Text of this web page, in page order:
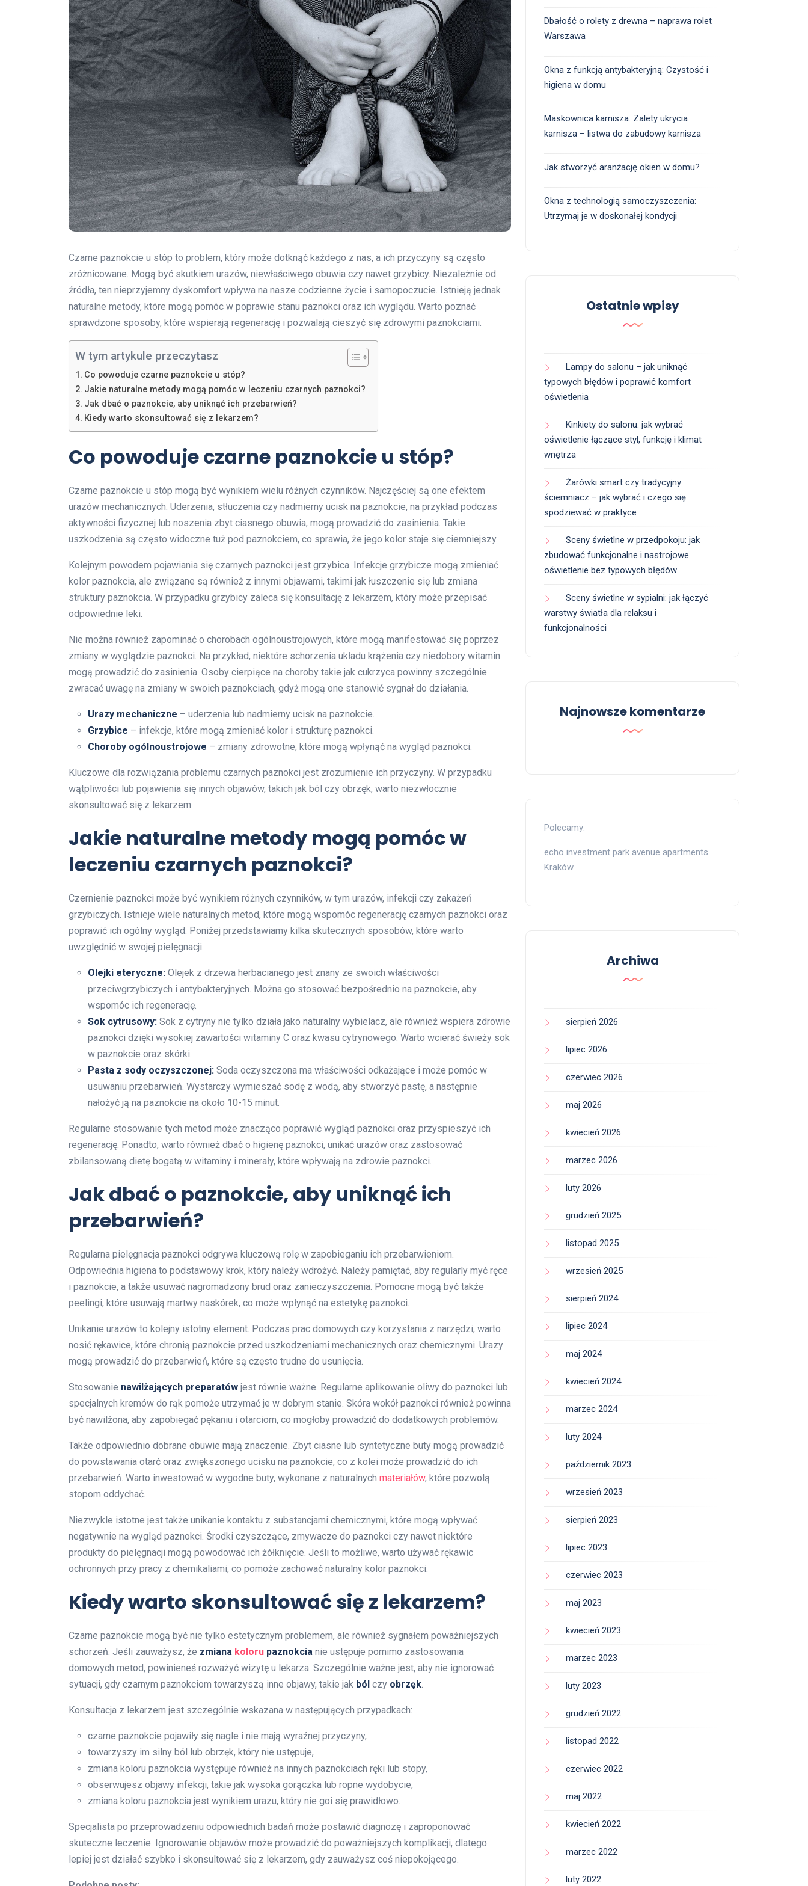
Czarne paznokcie u stóp to problem, który może dotknąć każdego z nas, a ich przyczyny są często
zróżnicowane. Mogą być skutkiem urazów, niewłaściwego obuwia czy nawet grzybicy. Niezależnie od
źródła, ten nieprzyjemny dyskomfort wpływa na nasze codzienne życie i samopoczucie. Istnieją jednak
naturalne metody, które mogą pomóc w poprawie stanu paznokci oraz ich wyglądu. Warto poznać
sprawdzone sposoby, które wspierają regenerację i pozwalają cieszyć się zdrowymi paznokciami.
W tym artykule przeczytasz
Co powoduje czarne paznokcie u stóp?
Jakie naturalne metody mogą pomóc w leczeniu czarnych paznokci?
Jak dbać o paznokcie, aby uniknąć ich przebarwień?
Kiedy warto skonsultować się z lekarzem?
Co powoduje czarne paznokcie u stóp?
Czarne paznokcie u stóp mogą być wynikiem wielu różnych czynników. Najczęściej są one efektem
urazów mechanicznych. Uderzenia, stłuczenia czy nadmierny ucisk na paznokcie, na przykład podczas
aktywności fizycznej lub noszenia zbyt ciasnego obuwia, mogą prowadzić do zasinienia. Takie
uszkodzenia są często widoczne tuż pod paznokciem, co sprawia, że jego kolor staje się ciemniejszy.
Kolejnym powodem pojawiania się czarnych paznokci jest grzybica. Infekcje grzybicze mogą zmieniać
kolor paznokcia, ale związane są również z innymi objawami, takimi jak łuszczenie się lub zmiana
struktury paznokcia. W przypadku grzybicy zaleca się konsultację z lekarzem, który może przepisać
odpowiednie leki.
Nie można również zapominać o chorobach ogólnoustrojowych, które mogą manifestować się poprzez
zmiany w wyglądzie paznokci. Na przykład, niektóre schorzenia układu krążenia czy niedobory witamin
mogą prowadzić do zasinienia. Osoby cierpiące na choroby takie jak cukrzyca powinny szczególnie
zwracać uwagę na zmiany w swoich paznokciach, gdyż mogą one stanowić sygnał do działania.
Urazy mechaniczne – uderzenia lub nadmierny ucisk na paznokcie.
Grzybice – infekcje, które mogą zmieniać kolor i strukturę paznokci.
Choroby ogólnoustrojowe – zmiany zdrowotne, które mogą wpłynąć na wygląd paznokci.
Kluczowe dla rozwiązania problemu czarnych paznokci jest zrozumienie ich przyczyny. W przypadku
wątpliwości lub pojawienia się innych objawów, takich jak ból czy obrzęk, warto niezwłocznie
skonsultować się z lekarzem.
Jakie naturalne metody mogą pomóc w
leczeniu czarnych paznokci?
Czernienie paznokci może być wynikiem różnych czynników, w tym urazów, infekcji czy zakażeń
grzybiczych. Istnieje wiele naturalnych metod, które mogą wspomóc regenerację czarnych paznokci oraz
poprawić ich ogólny wygląd. Poniżej przedstawiamy kilka skutecznych sposobów, które warto
uwzględnić w swojej pielęgnacji.
Olejki eteryczne: Olejek z drzewa herbacianego jest znany ze swoich właściwości
przeciwgrzybiczych i antybakteryjnych. Można go stosować bezpośrednio na paznokcie, aby
wspomóc ich regenerację.
Sok cytrusowy: Sok z cytryny nie tylko działa jako naturalny wybielacz, ale również wspiera zdrowie
paznokci dzięki wysokiej zawartości witaminy C oraz kwasu cytrynowego. Warto wcierać świeży sok
w paznokcie oraz skórki.
Pasta z sody oczyszczonej: Soda oczyszczona ma właściwości odkażające i może pomóc w
usuwaniu przebarwień. Wystarczy wymieszać sodę z wodą, aby stworzyć pastę, a następnie
nałożyć ją na paznokcie na około 10-15 minut.
Regularne stosowanie tych metod może znacząco poprawić wygląd paznokci oraz przyspieszyć ich
regenerację. Ponadto, warto również dbać o higienę paznokci, unikać urazów oraz zastosować
zbilansowaną dietę bogatą w witaminy i minerały, które wpływają na zdrowie paznokci.
Jak dbać o paznokcie, aby uniknąć ich
przebarwień?
Regularna pielęgnacja paznokci odgrywa kluczową rolę w zapobieganiu ich przebarwieniom.
Odpowiednia higiena to podstawowy krok, który należy wdrożyć. Należy pamiętać, aby regularly myć ręce
i paznokcie, a także usuwać nagromadzony brud oraz zanieczyszczenia. Pomocne mogą być także
peelingi, które usuwają martwy naskórek, co może wpłynąć na estetykę paznokci.
Unikanie urazów to kolejny istotny element. Podczas prac domowych czy korzystania z narzędzi, warto
nosić rękawice, które chronią paznokcie przed uszkodzeniami mechanicznych oraz chemicznymi. Urazy
mogą prowadzić do przebarwień, które są często trudne do usunięcia.
Stosowanie nawilżających preparatów jest równie ważne. Regularne aplikowanie oliwy do paznokci lub
specjalnych kremów do rąk pomoże utrzymać je w dobrym stanie. Skóra wokół paznokci również powinna
być nawilżona, aby zapobiegać pękaniu i otarciom, co mogłoby prowadzić do dodatkowych problemów.
Także odpowiednio dobrane obuwie mają znaczenie. Zbyt ciasne lub syntetyczne buty mogą prowadzić
do powstawania otarć oraz zwiększonego ucisku na paznokcie, co z kolei może prowadzić do ich
przebarwień. Warto inwestować w wygodne buty, wykonane z naturalnych materiałów, które pozwolą
stopom oddychać.
Niezwykle istotne jest także unikanie kontaktu z substancjami chemicznymi, które mogą wpływać
negatywnie na wygląd paznokci. Środki czyszczące, zmywacze do paznokci czy nawet niektóre
produkty do pielęgnacji mogą powodować ich żółknięcie. Jeśli to możliwe, warto używać rękawic
ochronnych przy pracy z chemikaliami, co pomoże zachować naturalny kolor paznokci.
Kiedy warto skonsultować się z lekarzem?
Czarne paznokcie mogą być nie tylko estetycznym problemem, ale również sygnałem poważniejszych
schorzeń. Jeśli zauważysz, że zmiana koloru paznokcia nie ustępuje pomimo zastosowania
domowych metod, powinieneś rozważyć wizytę u lekarza. Szczególnie ważne jest, aby nie ignorować
sytuacji, gdy czarnym paznokciom towarzyszą inne objawy, takie jak ból czy obrzęk.
Konsultacja z lekarzem jest szczególnie wskazana w następujących przypadkach:
czarne paznokcie pojawiły się nagle i nie mają wyraźnej przyczyny,
towarzyszy im silny ból lub obrzęk, który nie ustępuje,
zmiana koloru paznokcia występuje również na innych paznokciach ręki lub stopy,
obserwujesz objawy infekcji, takie jak wysoka gorączka lub ropne wydobycie,
zmiana koloru paznokcia jest wynikiem urazu, który nie goi się prawidłowo.
Specjalista po przeprowadzeniu odpowiednich badań może postawić diagnozę i zaproponować
skuteczne leczenie. Ignorowanie objawów może prowadzić do poważniejszych komplikacji, dlatego
lepiej jest działać szybko i skonsultować się z lekarzem, gdy zauważysz coś niepokojącego.
Dbałość o rolety z drewna – naprawa rolet
Warszawa
Okna z funkcją antybakteryjną: Czystość i
higiena w domu
Maskownica karnisza. Zalety ukrycia
karnisza – listwa do zabudowy karnisza
Jak stworzyć aranżację okien w domu?
Okna z technologią samoczyszczenia:
Utrzymaj je w doskonałej kondycji
Ostatnie wpisy
Lampy do salonu – jak uniknąć
typowych błędów i poprawić komfort
oświetlenia
Kinkiety do salonu: jak wybrać
oświetlenie łączące styl, funkcję i klimat
wnętrza
Żarówki smart czy tradycyjny
ściemniacz – jak wybrać i czego się
spodziewać w praktyce
Sceny świetlne w przedpokoju: jak
zbudować funkcjonalne i nastrojowe
oświetlenie bez typowych błędów
Sceny świetlne w sypialni: jak łączyć
warstwy światła dla relaksu i
funkcjonalności
Najnowsze komentarze
Polecamy:
echo investment park avenue apartments
Kraków
Archiwa
sierpień 2026
lipiec 2026
czerwiec 2026
maj 2026
kwiecień 2026
marzec 2026
luty 2026
grudzień 2025
listopad 2025
wrzesień 2025
sierpień 2024
lipiec 2024
maj 2024
kwiecień 2024
marzec 2024
luty 2024
październik 2023
wrzesień 2023
sierpień 2023
lipiec 2023
czerwiec 2023
maj 2023
kwiecień 2023
marzec 2023
luty 2023
grudzień 2022
listopad 2022
czerwiec 2022
maj 2022
kwiecień 2022
marzec 2022
luty 2022